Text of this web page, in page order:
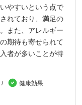
やすいという点で
れており、満足の
また、アレルギー
期待も寄せられて
者が多いことが特
健康効果